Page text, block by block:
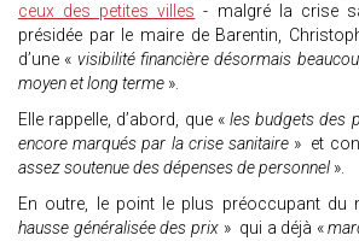
ceux des petites villes - malgré la crise
présidée par le maire de Barentin,
d’une « visibilité financière désormais
moyen et long terme ».
Elle rappelle, d’abord, que « les budgets des
encore marqués par la crise sanitaire» et
assez soutenue des dépenses de personnel ».
En outre, le point le plus préoccupant du
hausse généralisée des prix» qui a déjà «